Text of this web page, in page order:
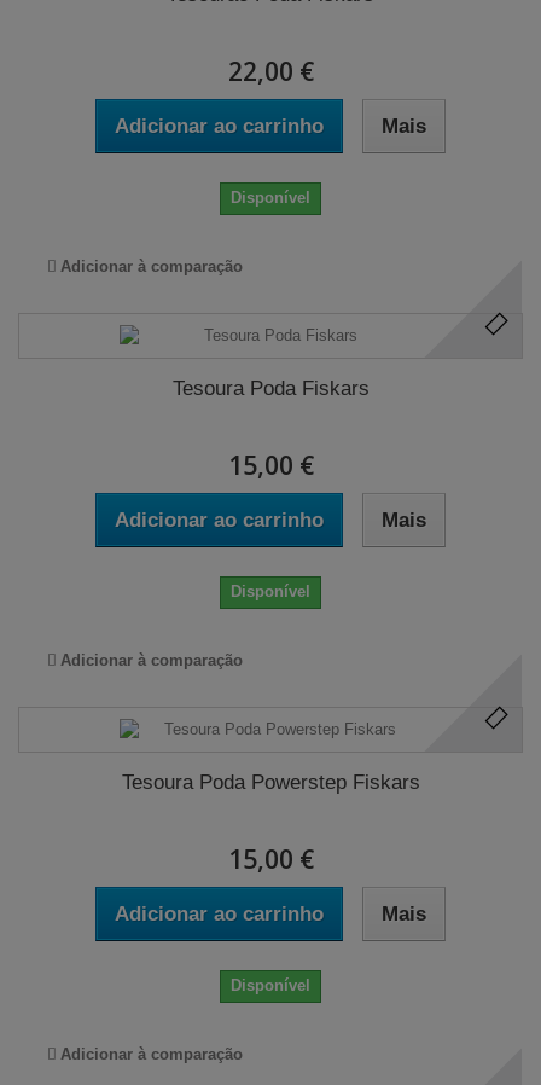
22,00 €
Adicionar ao carrinho Mais
Disponível
Adicionar à comparação
Tesoura Poda Fiskars
15,00 €
Adicionar ao carrinho Mais
Disponível
Adicionar à comparação
Tesoura Poda Powerstep Fiskars
15,00 €
Adicionar ao carrinho Mais
Disponível
Adicionar à comparação